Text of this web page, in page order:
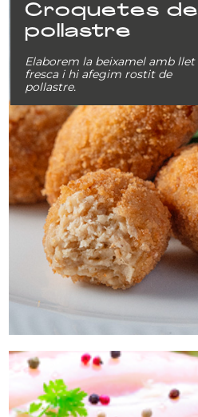
Croquetes de
pollastre
Elaborem la beixamel amb llet
fresca i hi afegim rostit de
pollastre.